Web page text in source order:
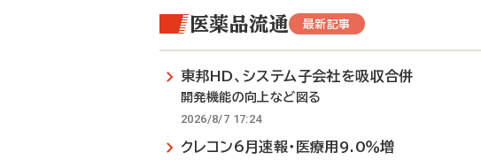
医薬品流通 最新記事
東邦HD、システム子会社を吸収合併
開発機能の向上など図る
2026/8/7 17:24
クレコン6月速報・医療用9.0％増